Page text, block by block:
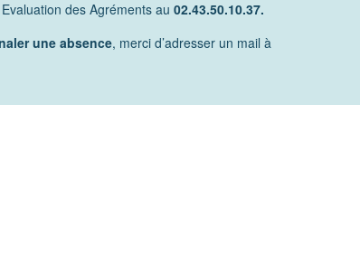
des Agréments au 02.43.50.10.37.
une absence, merci d’adresser un mail à